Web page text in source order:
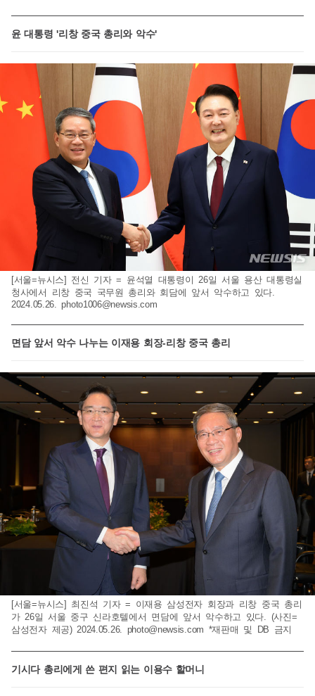
윤 대통령 '리창 중국 총리와 악수'
[서울=뉴시스] 전신 기자 = 윤석열 대통령이 26일 서울 용산 대통령실
청사에서 리창 중국 국무원 총리와 회담에 앞서 악수하고 있다.
2024.05.26.photo1006@newsis.com
면담 앞서 악수 나누는 이재용 회장-리창 중국 총리
[서울=뉴시스] 최진석 기자 = 이재용 삼성전자 회장과 리창 중국 총리
가 26일 서울 중구 신라호텔에서 면담에 앞서 악수하고 있다. (사진=
삼성전자 제공) 2024.05.26. photo@newsis.com *재판매 및 DB 금지
기시다 총리에게 쓴 편지 읽는 이용수 할머니